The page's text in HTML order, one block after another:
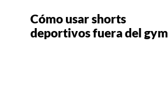
Cómo usar shorts
deportivos fuera del gym